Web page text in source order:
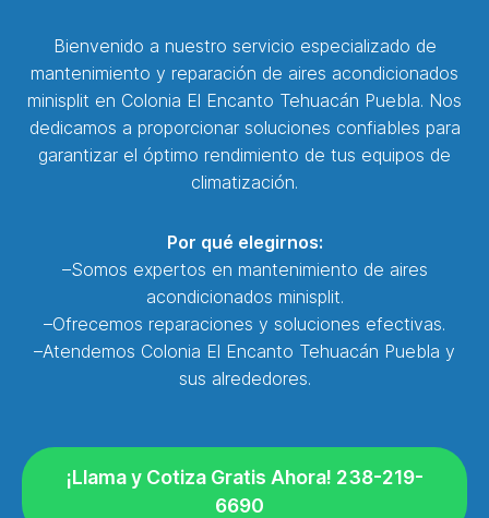
Bienvenido a nuestro servicio especializado de
mantenimiento y reparación de aires acondicionados
minisplit en Colonia El Encanto Tehuacán Puebla. Nos
dedicamos a proporcionar soluciones confiables para
garantizar el óptimo rendimiento de tus equipos de
climatización.
Por qué elegirnos:
–Somos expertos en mantenimiento de aires
acondicionados minisplit.
–Ofrecemos reparaciones y soluciones efectivas.
–Atendemos Colonia El Encanto Tehuacán Puebla y
sus alrededores.
¡Llama y Cotiza Gratis Ahora! 238-219-
6690